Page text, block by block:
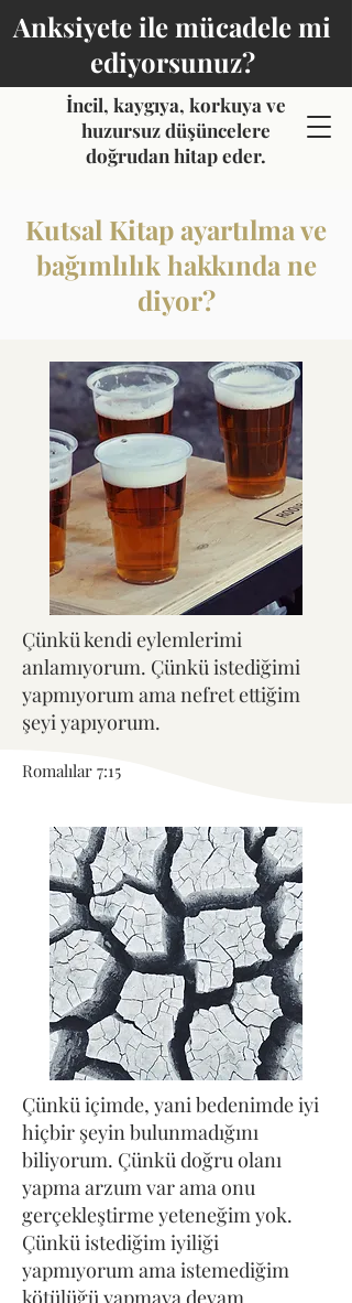
Anksiyete ile mücadele mi
ediyorsunuz?
İncil, kaygıya, korkuya ve
huzursuz düşüncelere
doğrudan hitap eder.
Kutsal Kitap ayartılma ve
bağımlılık hakkında ne
diyor?
Çünkü kendi eylemlerimi
anlamıyorum. Çünkü istediğimi
yapmıyorum ama nefret ettiğim
şeyi yapıyorum.
Romalılar 7:15
Çünkü içimde, yani bedenimde iyi
hiçbir şeyin bulunmadığını
biliyorum. Çünkü doğru olanı
yapma arzum var ama onu
gerçekleştirme yeteneğim yok.
Çünkü istediğim iyiliği
yapmıyorum ama istemediğim
kötülüğü yapmaya devam